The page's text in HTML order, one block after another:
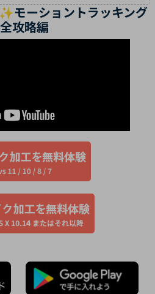
モーショントラッキング
攻略編